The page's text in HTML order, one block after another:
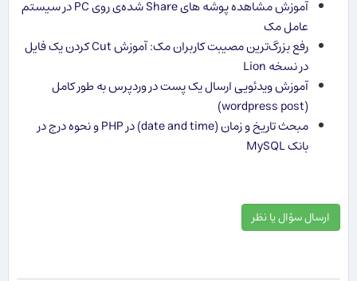
آموزش مشاهده پوشه های Share شده‌ی روی PC در سیستم
عامل مک
رفع بزرگ‌ترین مصیبت کاربران مک: آموزش Cut کردن یک فایل
در نسخه Lion
آموزش ویدئویی ارسال یک پست در وردپرس به طور کامل
(wordpress post)
مبحث تاریخ و زمان (date and time) در PHP و نحوه درج در
بانک MySQL
ارسال سؤال یا نظر